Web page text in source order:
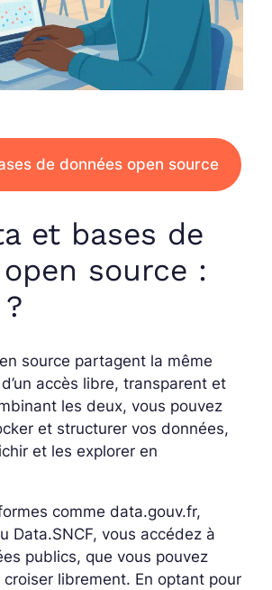
de données open source
et bases de
source :
source partagent la même
accès libre, transparent et
les deux, vous pouvez
et structurer vos données,
et les explorer en
comme data.gouv.fr,
Data.SNCF, vous accédez à
publics, que vous pouvez
librement. En optant pour